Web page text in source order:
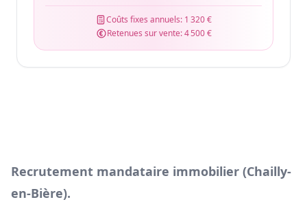
Coûts fixes annuels: 1 320 €
Retenues sur vente:4 500 €
Recrutement mandataire immobilier (Chailly-
en-Bière).